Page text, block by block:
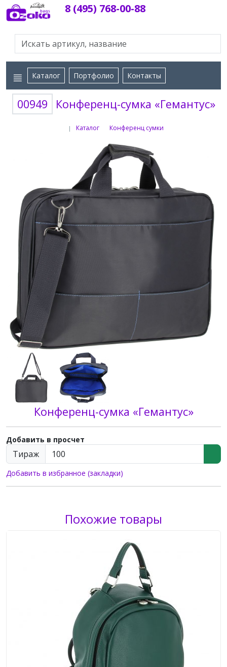
8 (495) 768-00-88
Каталог Портфолио Контакты
00949 Конференц-сумка «Гемантус»
| Каталог Конференц сумки
Конференц-сумка «Гемантус»
Добавить в просчет
Тираж
Добавить в избранное (закладки)
Похожие товары